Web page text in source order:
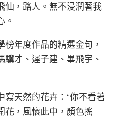
仙，路人。無不浸潤著我
。
年度作品的精選金句，
驥才、遲子建、畢飛宇、
寫天然的花卉：“你不看著
花，風懷此中，顏色搖